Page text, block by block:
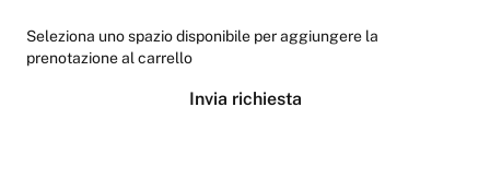
Seleziona uno spazio disponibile per aggiungere la
prenotazione al carrello
Invia richiesta